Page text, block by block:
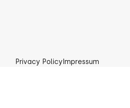
Privacy Policy Impressum